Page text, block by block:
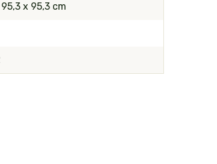
95,3 x 95,3 cm